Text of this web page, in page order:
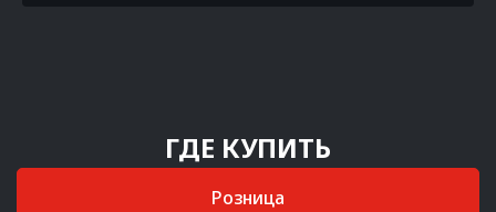
ГДЕ КУПИТЬ
Розница